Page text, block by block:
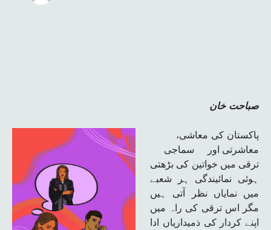
صباحت خان
معاشرتی اور سماجی
ترقی میں خواتین کی بڑھتی
ہوئی نمائیندگی ہر شعبے
میں نمایاں نظر آتی ہیں
مگر اس ترقی کی راہ میں
اپنے کردار کی ذمیداریاں ادا